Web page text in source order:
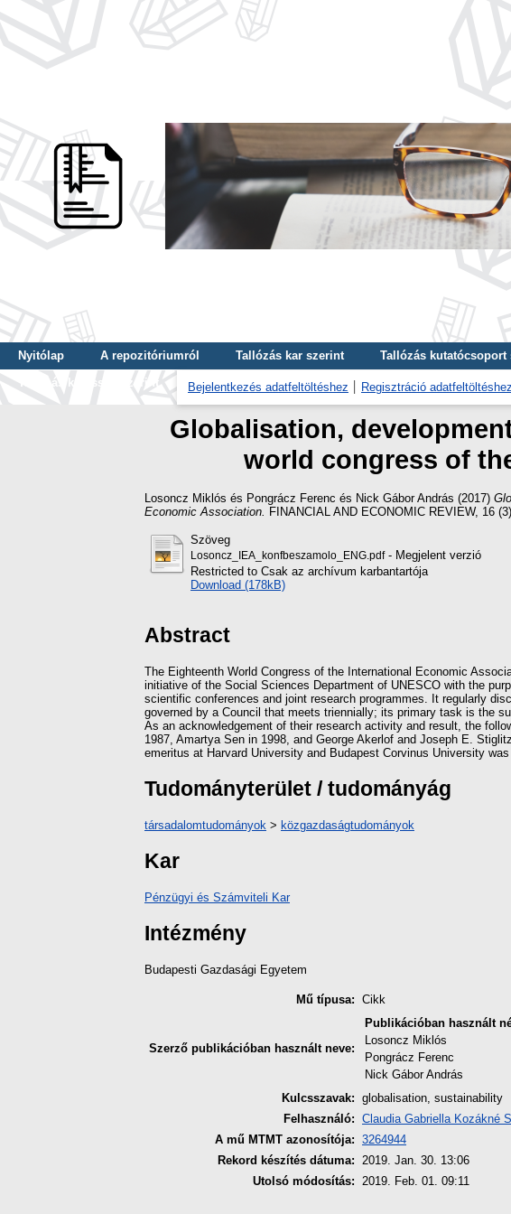
Nyitólap A repozitóriumról Tallózás kar szerint Tallózás kutatócsoport
Tallózás kulcsszó szerint
Bejelentkezés adatfeltöltéshez Regisztráció adatfeltöltéshez
Globalisation,
world congress of
Losoncz Miklós és Pongrácz Ferenc és Nick Gábor András (2017)
Economic Association.
FINANCIAL AND ECONOMIC REVIEW, 16
Szöveg
Losoncz_IEA_konfbeszamolo_ENG.pdf- Megjelent verzió
Restricted to Csak az archívum karbantartója
Download (178kB)
Abstract
The Eighteenth World Congress of the International Economic
initiative of the Social Sciences Department of UNESCO with the
scientific conferences and joint research programmes. It regularly
governed by a Council that meets triennially; its primary task is the
As an acknowledgement of their research activity and result, the
1987, Amartya Sen in 1998, and George Akerlof and Joseph E.
emeritus at Harvard University and Budapest Corvinus University
Tudományterület / tudományág
társadalomtudományok > közgazdaságtudományok
Kar
Pénzügyi és Számviteli Kar
Intézmény
Budapesti Gazdasági Egyetem
Mű típusa: Cikk
Szerző publikációban használt neve:
Publikációban használt
Losoncz Miklós
Pongrácz Ferenc
Nick Gábor András
Kulcsszavak: globalisation, sustainability
Felhasználó: Claudia Gabriella Kozákné
A mű MTMT azonosítója: 3264944
Rekord készítés dátuma: 2019. Jan. 30. 13:06
Utolsó módosítás: 2019. Feb. 01. 09:11